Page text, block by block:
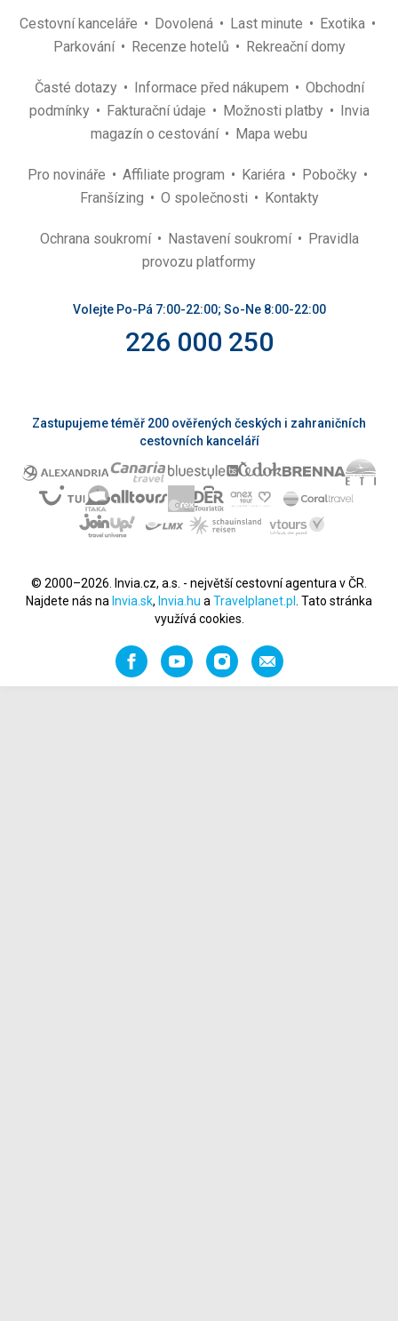
Cestovní kanceláře Dovolená Last minute
Exotika
Parkování
Recenze hotelů Rekreační domy
Časté dotazy Informace před nákupem
Obchodní
podmínky
Fakturační údaje Možnosti platby
Invia
magazín o cestování
Mapa webu
Pro novináře Affiliate program Kariéra
Pobočky
Franšízing
O společnosti Kontakty
Ochrana soukromí Nastavení soukromí
Pravidla
provozu platformy
Volejte Po-Pá 7:00-22:00; So-Ne 8:00-22:00
226 000 250
Zastupujeme téměř 200 ověřených českých i zahraničních
cestovních kanceláří
© 2000–2026. Invia.cz, a.s. - největší cestovní agentura v ČR.
Najdete nás na Invia.sk, Invia.hu a Travelplanet.pl
. Tato stránka
využívá cookies.
FacebookYouTubeInstagramNapište
nám